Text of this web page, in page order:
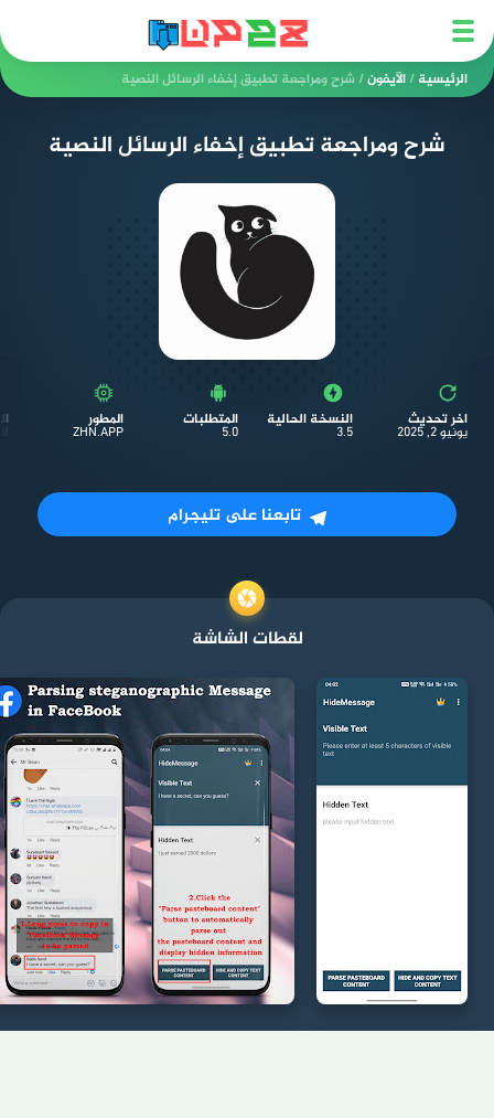
الرئيسية /الآيفون/شرح ومراجعة تطبيق إخفاء الرسائل النصية
شرح ومراجعة تطبيق إخفاء الرسائل النصية
اخر تحديث
يونيو 2, 2025
النسخة الحالية
3.5
المتطلبات
5.0
المطور
ZHN.APP
تابعنا على تليجرام
لقطات الشاشة